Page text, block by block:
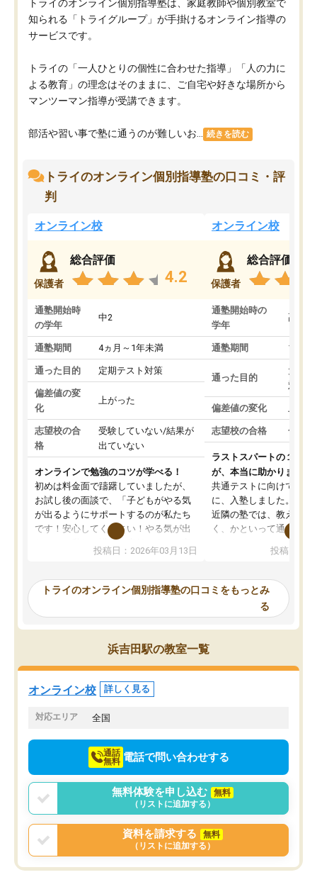
トライのオンライン個別指導塾は、家庭教師や個別教室で
知られる「トライグループ」が手掛けるオンライン指導の
サービスです。
トライの「一人ひとりの個性に合わせた指導」「人の力に
よる教育」の理念はそのままに、ご自宅や好きな場所から
マンツーマン指導が受講できます。
部活や習い事で塾に通うのが難しいお... 続きを読む
トライのオンライン個別指導塾の口コミ・評
判
オンライン校
保護者
総合評価
4.2
通塾開始時
の学年
中2
通塾期間 4ヵ月～1年未満
通った目的 定期テスト対策
偏差値の変
化
上がった
志望校の合
格
受験していない/結果が
出ていない
オンラインで勉強のコツが学べる！
初めは料金面で躊躇していましたが、
お試し後の面談で、「子どもがやる気
が出るようにサポートするのが私たち
です！安心してください！やる気が出
ないのは私たち講師の責任です」と言
ってくださり、確かに！と考えて、思
ったんですが、学生の先生から学ぶこ
み、徐々に成績が上がったらいいなと
思っていました。何が今足りないのか
を的確に指導いただき、子どももびっ
くりするほど楽しんでやる気を持って
塾を受けています。狙い通り、少しず
つ成績も上がり、苦手意識も無くなっ
てきたので、さらに苦手な数学も追加
でお願いしました。来年の高校受験に
投稿日：2026年03月13日
オンライン校
保護者
総合評価
通塾開始時の
学年
高3
通塾期間 1～3
通った目的
大学
対策
偏差値の変化 上が
志望校の合格 合格
ラストスパートの１か月
が、本当に助かりました
共通テストに向けての追
に、入塾しました。田舎
近隣の塾では、教えても
く、かといって通うには
可能なので本当に助か
らないところをピンポイ
頂いて、とてもわかり
していました。一生を
スト、多少お金がかかっ
投稿日：
トライのオンライン個別指導塾の口コミをもっとみ
る
浜吉田駅の教室一覧
オンライン校 詳しく見る
対応エリア 全国
通話
無料 電話で問い合わせする
無料体験を申し込む
無料
（リストに追加する）
資料を請求する
無料
（リストに追加する）